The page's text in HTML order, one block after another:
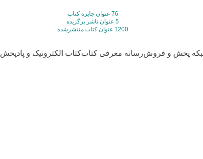
76 عنوان جایزه کتاب
5 عنوان ناشر برگزیده
1200 عنوان کتاب منتشرشده
پخش و فروشرسانه معرفی کتابکتاب الکترونیک و پادپخش